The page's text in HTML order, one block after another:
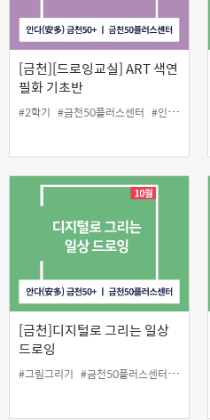
[금천][드로잉교실] ART 색연
필화 기초반
#2학기 #금천50플러스센터 #인생설계
[금천]디지털로 그리는 일상
드로잉
#그림그리기 #금천50플러스센터 #디지